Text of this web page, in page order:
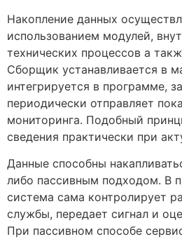
Накопление данных
использованием модулей,
технических процессов а
Сборщик устанавливается в
интегрируется в программе,
периодически отправляет
мониторинга. Подобный
сведения практически при
Данные способны
либо пассивным подходом. В
система сама контролирует
службы, передает сигнал и
При пассивном способе